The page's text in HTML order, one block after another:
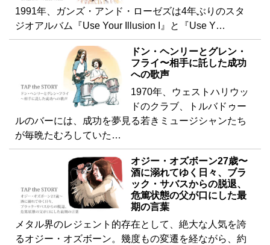
1991年、ガンズ・アンド・ローゼズは4年ぶりのスタ
ジオアルバム『Use Your Illusion I』と『Use Y…
ドン・ヘンリーとグレン・
フライ〜相手に託した成功
への歌声
1970年、ウェストハリウッ
ドのクラブ、トルバドゥー
ルのバーには、成功を夢見る若きミュージシャンたち
が毎晩たむろしていた…
オジー・オズボーン27歳〜
酒に溺れてゆく日々、ブラ
ック・サバスからの脱退、
危篤状態の父が口にした最
期の言葉
メタル界のレジェント的存在として、絶大な人気を誇
るオジー・オズボーン。幾度もの変遷を経ながら、約